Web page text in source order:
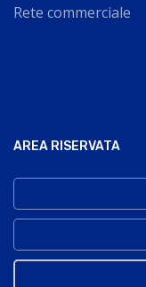
Rete commerciale
AREA RISERVATA